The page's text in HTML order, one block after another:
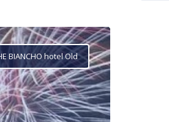
BIANCHO hotel Old